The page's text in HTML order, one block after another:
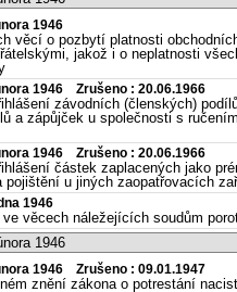
1946
věcí o pozbytí platnosti
jakož i o neplatnosti
1946 Zrušeno : 20.06.1966
závodních (členských)
a zápůjček u společnosti s
1946 Zrušeno : 20.06.1966
částek zaplacených jako
pojištění u jiných zaopatřovacích
1946
věcech náležejících soudům
1946
1946 Zrušeno : 09.01.1947
znění zákona o potrestání